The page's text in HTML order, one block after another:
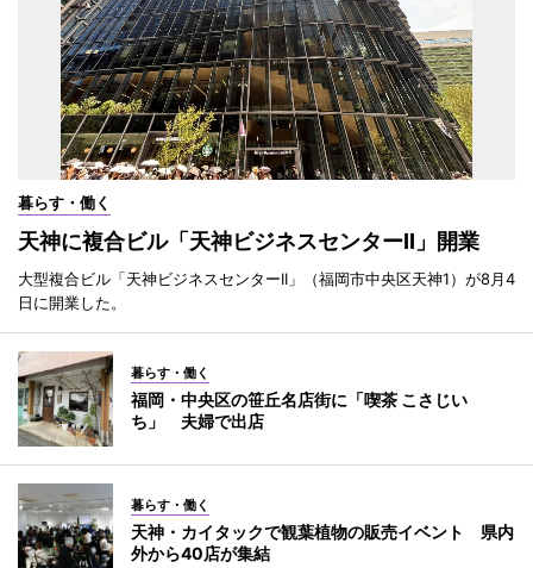
暮らす・働く
天神に複合ビル「天神ビジネスセンターII」開業
大型複合ビル「天神ビジネスセンターII」（福岡市中央区天神1）が8月4
日に開業した。
暮らす・働く
福岡・中央区の笹丘名店街に「喫茶 こさじい
ち」 夫婦で出店
暮らす・働く
天神・カイタックで観葉植物の販売イベント 県内
外から40店が集結